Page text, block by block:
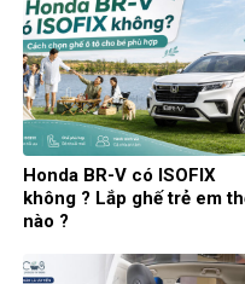
Honda BR-V có ISOFIX
không ? Lắp ghế trẻ em
nào ?